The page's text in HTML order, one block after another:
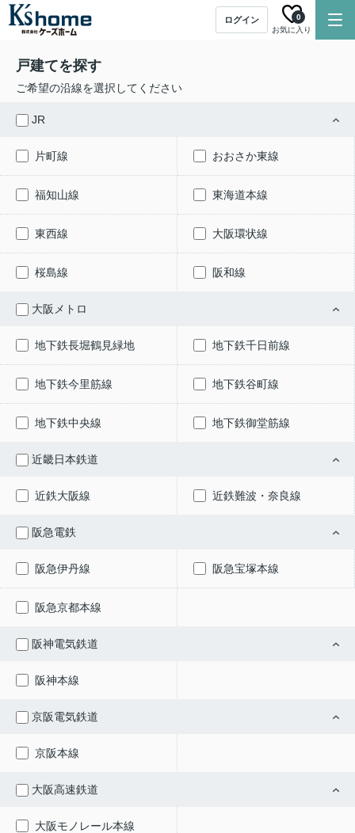
ログイン
お気に入り
0
戸建てを探す
ご希望の沿線を選択してください
JR
片町線 おおさか東線
福知山線 東海道本線
東西線 大阪環状線
桜島線 阪和線
大阪メトロ
地下鉄長堀鶴見緑地 地下鉄千日前線
地下鉄今里筋線 地下鉄谷町線
地下鉄中央線 地下鉄御堂筋線
近畿日本鉄道
近鉄大阪線 近鉄難波・奈良線
阪急電鉄
阪急伊丹線 阪急宝塚本線
阪急京都本線
阪神電気鉄道
阪神本線
京阪電気鉄道
京阪本線
大阪高速鉄道
大阪モノレール本線